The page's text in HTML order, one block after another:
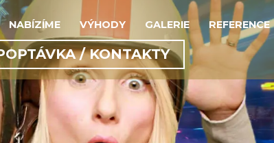
NABÍZÍME VÝHODY GALERIE REFERENCE
/ KONTAKTY